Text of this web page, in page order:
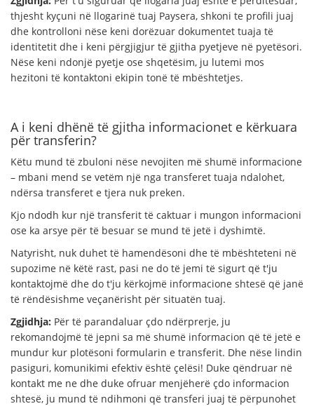
thjesht kyçuni në llogarinë tuaj Paysera, shkoni te profili juaj
dhe kontrolloni nëse keni dorëzuar dokumentet tuaja të
identitetit dhe i keni përgjigjur të gjitha pyetjeve në pyetësori.
Nëse keni ndonjë pyetje ose shqetësim, ju lutemi mos
hezitoni të kontaktoni ekipin tonë të mbështetjes.
A i keni dhënë të gjitha informacionet e kërkuara
për transferin?
Këtu mund të zbuloni nëse nevojiten më shumë informacione
– mbani mend se vetëm një nga transferet tuaja ndalohet,
ndërsa transferet e tjera nuk preken.
Kjo ndodh kur një transferit të caktuar i mungon informacioni
ose ka arsye për të besuar se mund të jetë i dyshimtë.
Natyrisht, nuk duhet të hamendësoni dhe të mbështeteni në
supozime në këtë rast, pasi ne do të jemi të sigurt që t'ju
kontaktojmë dhe do t'ju kërkojmë informacione shtesë që janë
të rëndësishme veçanërisht për situatën tuaj.
Zgjidhja: Për të parandaluar çdo ndërprerje, ju
rekomandojmë të jepni sa më shumë informacion që të jetë e
mundur kur plotësoni formularin e transferit. Dhe nëse lindin
pasiguri, komunikimi efektiv është çelësi! Duke qëndruar në
kontakt me ne dhe duke ofruar menjëherë çdo informacion
shtesë, ju mund të ndihmoni që transferi juaj të përpunohet